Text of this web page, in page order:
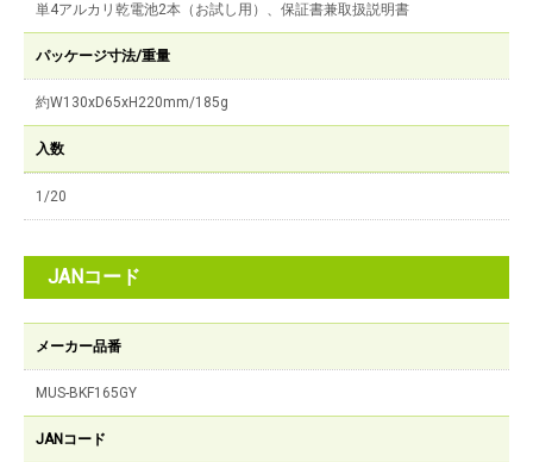
単4アルカリ乾電池2本（お試し用）、保証書兼取扱説明書
パッケージ寸法/重量
約W130xD65xH220mm/185g
入数
1/20
JANコード
メーカー品番
MUS-BKF165GY
JANコード